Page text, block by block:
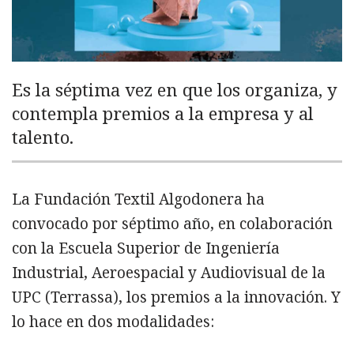
Es la séptima vez en que los organiza, y
contempla premios a la empresa y al
talento.
La Fundación Textil Algodonera ha
convocado por séptimo año, en colaboración
con la Escuela Superior de Ingeniería
Industrial, Aeroespacial y Audiovisual de la
UPC (Terrassa), los premios a la innovación. Y
lo hace en dos modalidades: